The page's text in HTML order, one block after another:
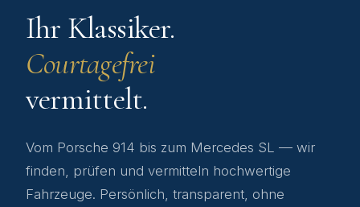
Ihr Klassiker.
Courtagefrei
vermittelt.
Vom Porsche 914 bis zum Mercedes SL — wir
finden, prüfen und vermitteln hochwertige
Fahrzeuge. Persönlich, transparent, ohne